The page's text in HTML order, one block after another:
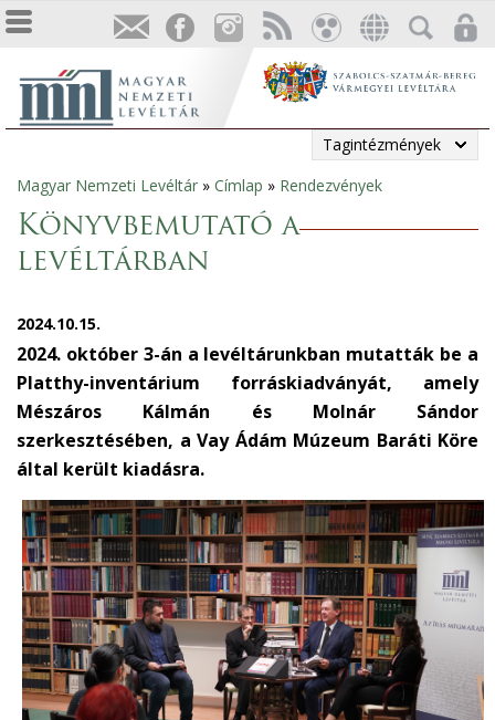
Tagintézmények
Jelenlegi
hely
Magyar Nemzeti Levéltár » Címlap » Rendezvények
Könyvbemutató a
levéltárban
2024.10.15.
2024. október 3-án a levéltárunkban mutatták be a
Platthy-inventárium forráskiadványát, amely
Mészáros Kálmán és Molnár Sándor
szerkesztésében, a Vay Ádám Múzeum Baráti Köre
által került kiadásra.